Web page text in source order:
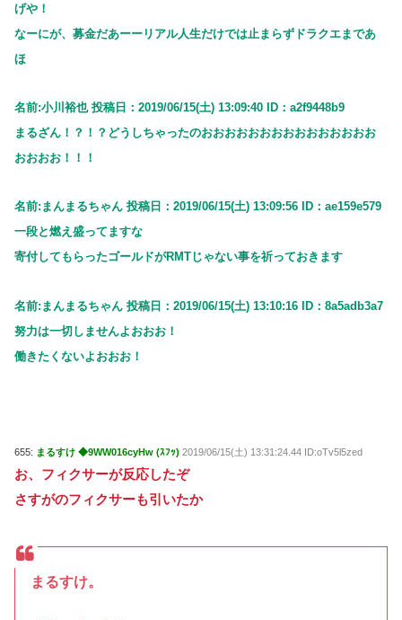
げや！
なーにが、募金だあーーリアル人生だけでは止まらずドラクエまであ
ほ
名前:小川裕也 投稿日：2019/06/15(土) 13:09:40 ID：a2f9448b9
まるざん！？！？どうしちゃったのおおおおおおおおおおおおおおお
おおおお！！！
名前:まんまるちゃん 投稿日：2019/06/15(土) 13:09:56 ID：ae159e579
一段と燃え盛ってますな
寄付してもらったゴールドがRMTじゃない事を祈っておきます
名前:まんまるちゃん 投稿日：2019/06/15(土) 13:10:16 ID：8a5adb3a7
努力は一切しませんよおおお！
働きたくないよおおお！
655: まるすけ ◆9WW016cyHw (ｽﾌｯ) 2019/06/15(土) 13:31:24.44 ID:oTv5l5zed
お、フィクサーが反応したぞ
さすがのフィクサーも引いたか
まるすけ。